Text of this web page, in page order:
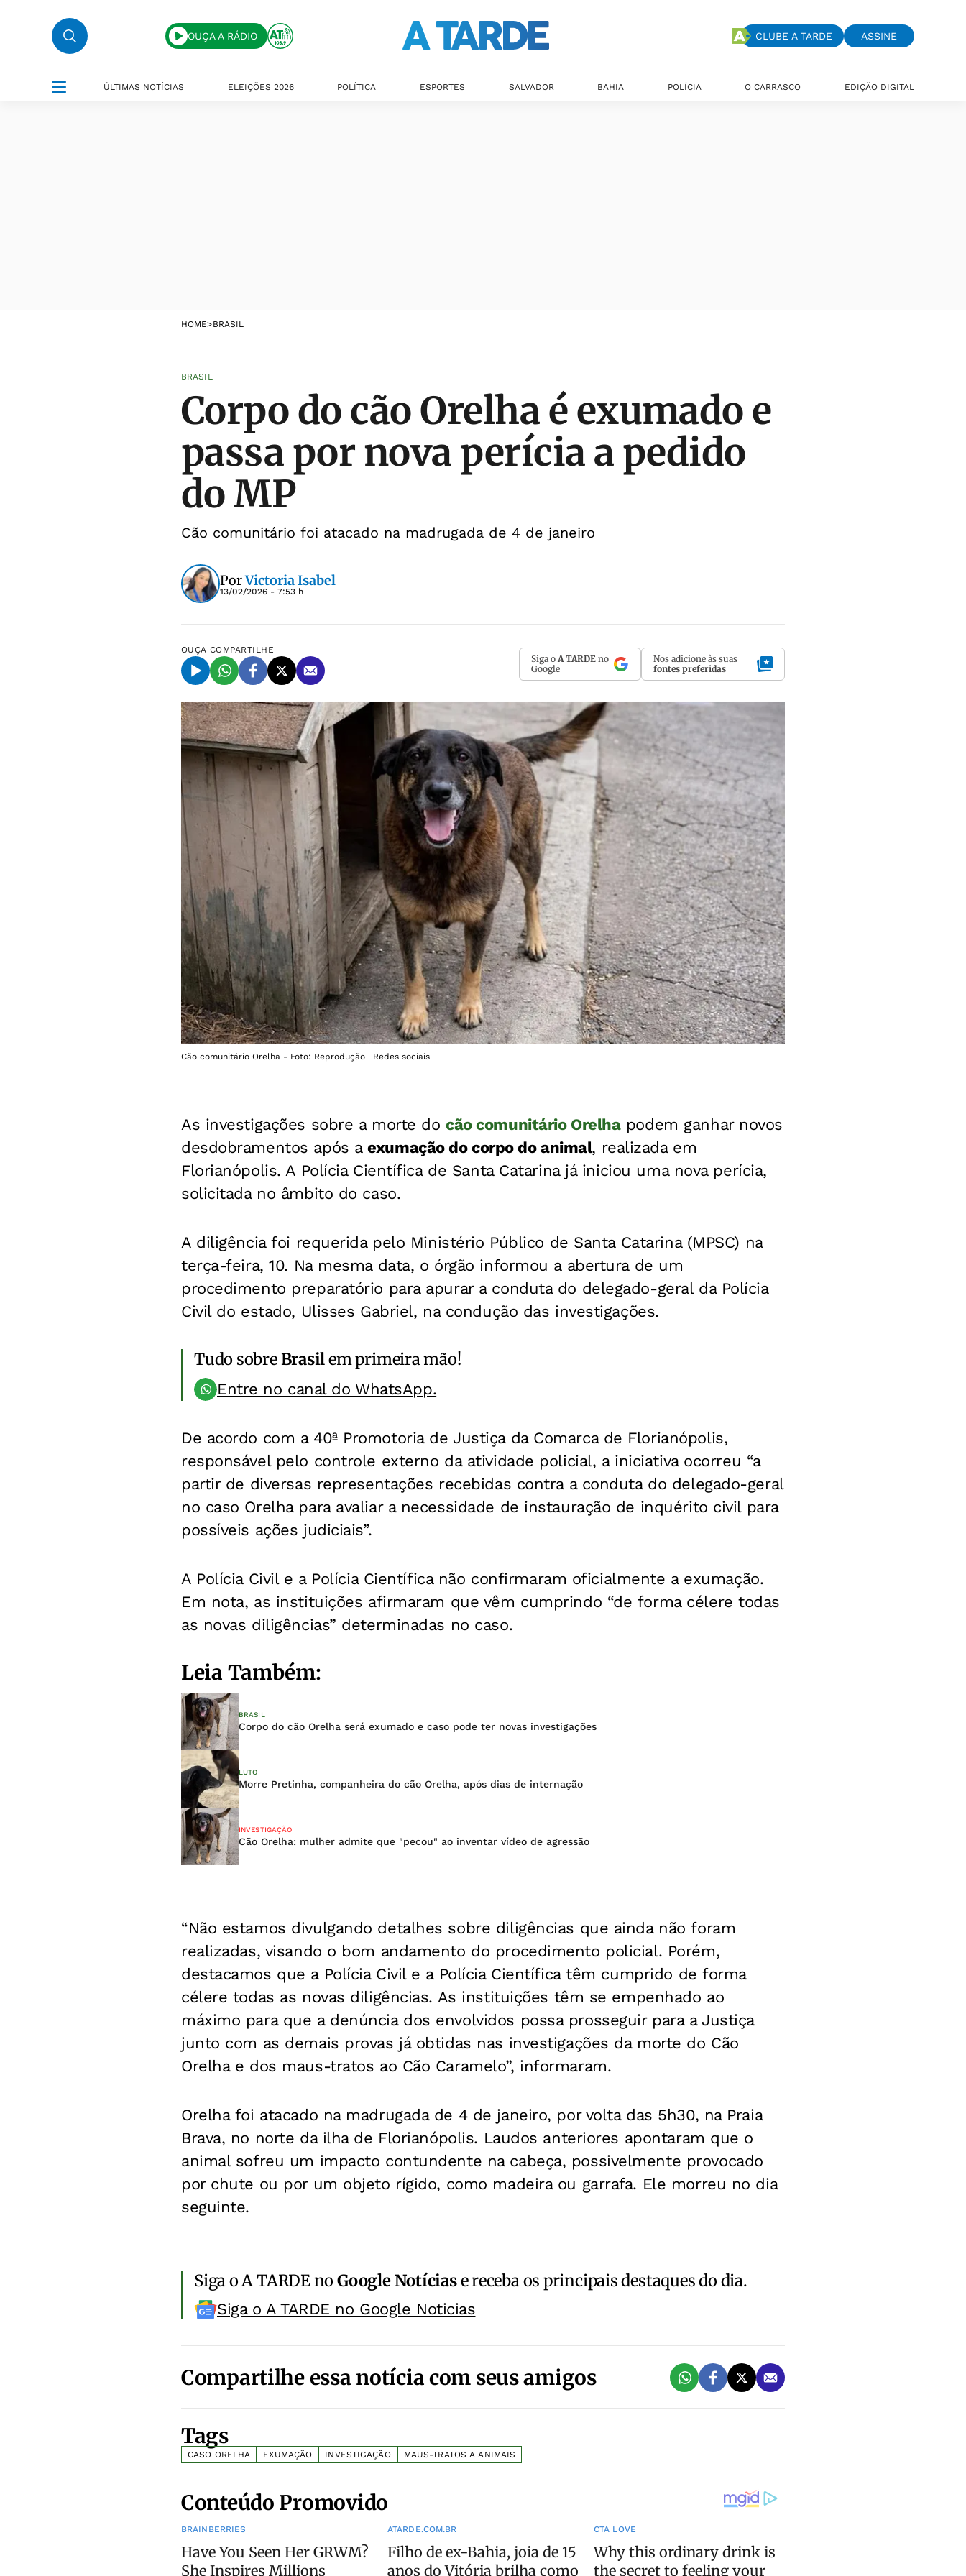
OUÇA A RÁDIO CLUBE A TARDE ASSINE
ÚLTIMAS NOTÍCIAS ELEIÇÕES 2026 POLÍTICA ESPORTES SALVADOR BAHIA POLÍCIA O CARRASCO EDIÇÃO DIGITAL
HOME>BRASIL
BRASIL
Corpo do cão Orelha é exumado e
passa por nova perícia a pedido
do MP
Cão comunitário foi atacado na madrugada de 4 de janeiro
PorVictoria Isabel
13/02/2026 - 7:53 h
OUÇA COMPARTILHE
Siga o A TARDE no
Google
Nos adicione às suas
fontes preferidas
Cão comunitário Orelha - Foto: Reprodução | Redes sociais
As investigações sobre a morte docão comunitário Orelhapodem ganhar novos
desdobramentos após aexumação do corpo do animal, realizada em
Florianópolis. A Polícia Científica de Santa Catarina já iniciou uma nova perícia,
solicitada no âmbito do caso.
A diligência foi requerida pelo Ministério Público de Santa Catarina (MPSC) na
terça-feira, 10. Na mesma data, o órgão informou a abertura de um
procedimento preparatório para apurar a conduta do delegado-geral da Polícia
Civil do estado, Ulisses Gabriel, na condução das investigações.
Tudo sobreBrasilem primeira mão!
Entre no canal do WhatsApp.
De acordo com a 40ª Promotoria de Justiça da Comarca de Florianópolis,
responsável pelo controle externo da atividade policial, a iniciativa ocorreu “a
partir de diversas representações recebidas contra a conduta do delegado-geral
no caso Orelha para avaliar a necessidade de instauração de inquérito civil para
possíveis ações judiciais”.
A Polícia Civil e a Polícia Científica não confirmaram oficialmente a exumação.
Em nota, as instituições afirmaram que vêm cumprindo “de forma célere todas
as novas diligências” determinadas no caso.
Leia Também:
BRASIL
Corpo do cão Orelha será exumado e caso pode ter novas investigações
LUTO
Morre Pretinha, companheira do cão Orelha, após dias de internação
INVESTIGAÇÃO
Cão Orelha: mulher admite que "pecou" ao inventar vídeo de agressão
“Não estamos divulgando detalhes sobre diligências que ainda não foram
realizadas, visando o bom andamento do procedimento policial. Porém,
destacamos que a Polícia Civil e a Polícia Científica têm cumprido de forma
célere todas as novas diligências. As instituições têm se empenhado ao
máximo para que a denúncia dos envolvidos possa prosseguir para a Justiça
junto com as demais provas já obtidas nas investigações da morte do Cão
Orelha e dos maus-tratos ao Cão Caramelo”, informaram.
Orelha foi atacado na madrugada de 4 de janeiro, por volta das 5h30, na Praia
Brava, no norte da ilha de Florianópolis. Laudos anteriores apontaram que o
animal sofreu um impacto contundente na cabeça, possivelmente provocado
por chute ou por um objeto rígido, como madeira ou garrafa. Ele morreu no dia
seguinte.
Siga o A TARDE noGoogle Notíciase receba os principais destaques do dia.
Siga o A TARDE no Google Noticias
Compartilhe essa notícia com seus amigos
Tags
CASO ORELHA EXUMAÇÃO INVESTIGAÇÃO MAUS-TRATOS A ANIMAIS